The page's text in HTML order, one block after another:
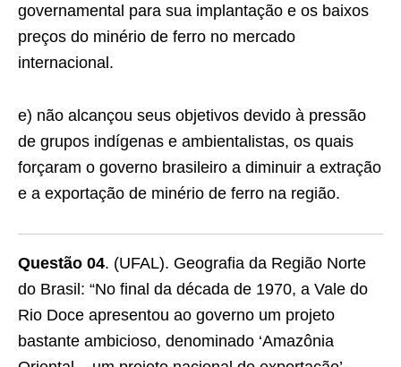
governamental para sua implantação e os baixos
preços do minério de ferro no mercado
internacional.
e) não alcançou seus objetivos devido à pressão
de grupos indígenas e ambientalistas, os quais
forçaram o governo brasileiro a diminuir a extração
e a exportação de minério de ferro na região.
Questão 04. (UFAL). Geografia da Região Norte
do Brasil: “No final da década de 1970, a Vale do
Rio Doce apresentou ao governo um projeto
bastante ambicioso, denominado ‘Amazônia